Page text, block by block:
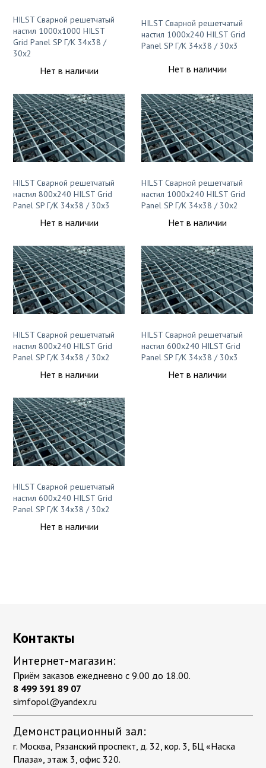
Хлопок
Однотонный
Циновка
Шерсть
Однотонный
Бельгийский ковролин
Ковролин в машину
Ковролин на резиновой основе
Ковролин оптом
Ковролин под теплый пол
Стулья для сада и дачи
Фасадные решения
Сайдинг из дпк
Фасадные панели из ДПК
Флокированное покрытие
Плитка
Штучный паркет
HILST Сварной решетчатый
настил 1000х1000 HILST
Grid Panel SP Г/К 34х38 /
30х2
Нет в наличии
HILST Сварной решетчатый
настил 1000х240 HILST Grid
Panel SP Г/К 34х38 / 30х3
Нет в наличии
HILST Сварной решетчатый
настил 800х240 HILST Grid
Panel SP Г/К 34х38 / 30х3
Нет в наличии
HILST Сварной решетчатый
настил 1000х240 HILST Grid
Panel SP Г/К 34х38 / 30х2
Нет в наличии
HILST Сварной решетчатый
настил 800x240 HILST Grid
Panel SP Г/К 34х38 / 30х2
Нет в наличии
HILST Сварной решетчатый
настил 600x240 HILST Grid
Panel SP Г/К 34х38 / 30х3
Нет в наличии
HILST Сварной решетчатый
настил 600x240 HILST Grid
Panel SP Г/К 34х38 / 30х2
Нет в наличии
Контакты
Интернет-магазин:
Приём заказов ежедневно с 9.00 до 18.00.
8 499 391 89 07
simfopol@yandex.ru
Демонстрационный зал:
г. Москва, Рязанский проспект, д. 32, кор. 3, БЦ «Наска
Плаза», этаж 3, офис 320.